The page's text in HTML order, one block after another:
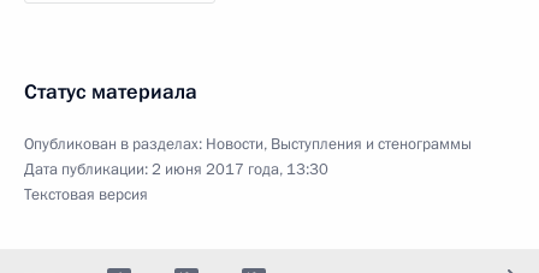
Статус материала
Опубликован в разделах: Новости, Выступления и стенограммы
Дата публикации:2 июня 2017 года, 13:30
Текстовая версия